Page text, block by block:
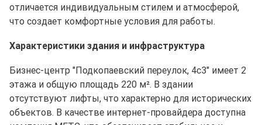
отличается индивидуальным стилем и атмосферой,
что создает комфортные условия для работы.
Характеристики здания и инфраструктура
Бизнес-центр "Подкопаевский переулок, 4с3" имеет 2
этажа и общую площадь 220 м². В здании
отсутствуют лифты, что характерно для исторических
объектов. В качестве интернет-провайдера доступна